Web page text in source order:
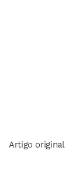
Artigo original